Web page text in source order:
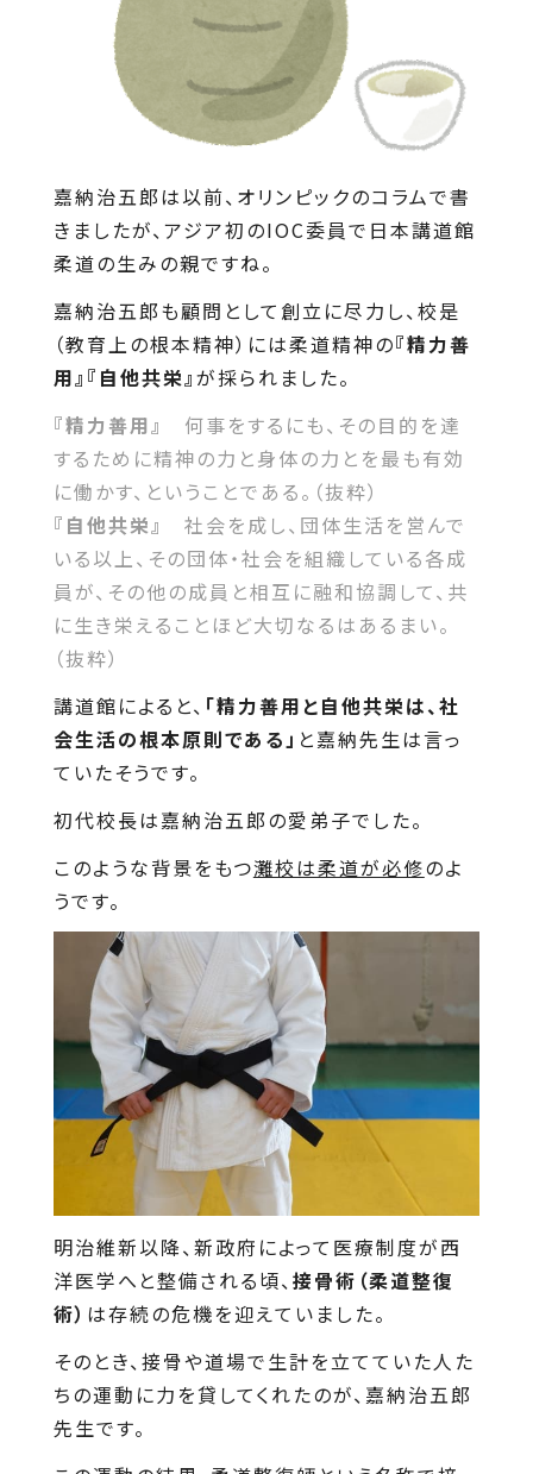
嘉納治五郎は以前、オリンピックのコラムで書
きましたが、アジア初のIOC委員で日本講道館
柔道の生みの親ですね。
嘉納治五郎も顧問として創立に尽力し、校是
（教育上の根本精神）には柔道精神の『精力善
用』『自他共栄』が採られました。
『精力善用』
何事をするにも、その目的を達
するために精神の力と身体の力とを最も有効
に働かす、ということである。（抜粋）
『自他共栄』
社会を成し、団体生活を営んで
いる以上、その団体・社会を組織している各成
員が、その他の成員と相互に融和協調して、共
に生き栄えることほど大切なるはあるまい。
（抜粋）
講道館によると、 「精力善用と自他共栄は、社
会生活の根本原則である」 と嘉納先生は言っ
ていたそうです。
初代校長は嘉納治五郎の愛弟子でした。
このような背景をもつ灘校は柔道が必修のよ
うです。
明治維新以降、新政府によって医療制度が西
洋医学へと整備される頃、接骨術（柔道整復
術） は存続の危機を迎えていました。
そのとき、接骨や道場で生計を立てていた人た
ちの運動に力を貸してくれたのが、嘉納治五郎
先生です。